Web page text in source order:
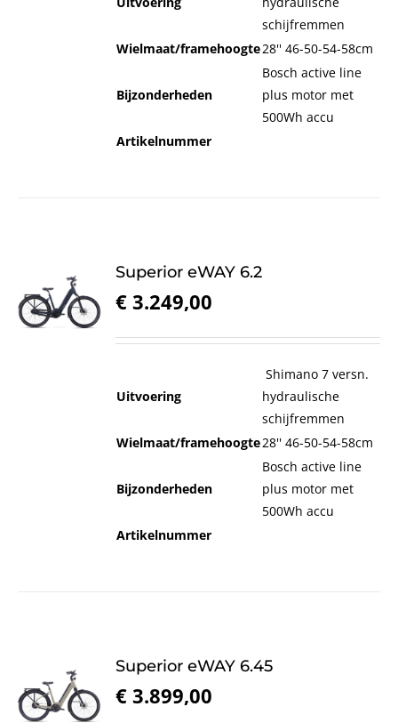
schijfremmen
Wielmaat/framehoogte28'' 46-50-54-58cm
Bijzonderheden
Bosch active line
plus motor met
500Wh accu
Artikelnummer
Superior eWAY 6.2
€ 3.249,00
Uitvoering
Shimano 7 versn.
hydraulische
schijfremmen
Wielmaat/framehoogte28'' 46-50-54-58cm
Bijzonderheden
Bosch active line
plus motor met
500Wh accu
Artikelnummer
Superior eWAY 6.45
€ 3.899,00